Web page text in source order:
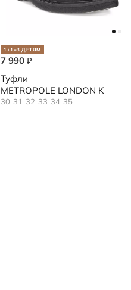
1+1=3 ДЕТЯМ
7 990 ₽
Туфли
METROPOLE LONDON K
30 31 32 33 34 35